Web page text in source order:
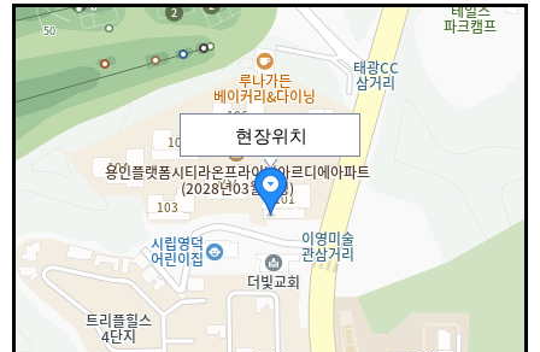
현장위치